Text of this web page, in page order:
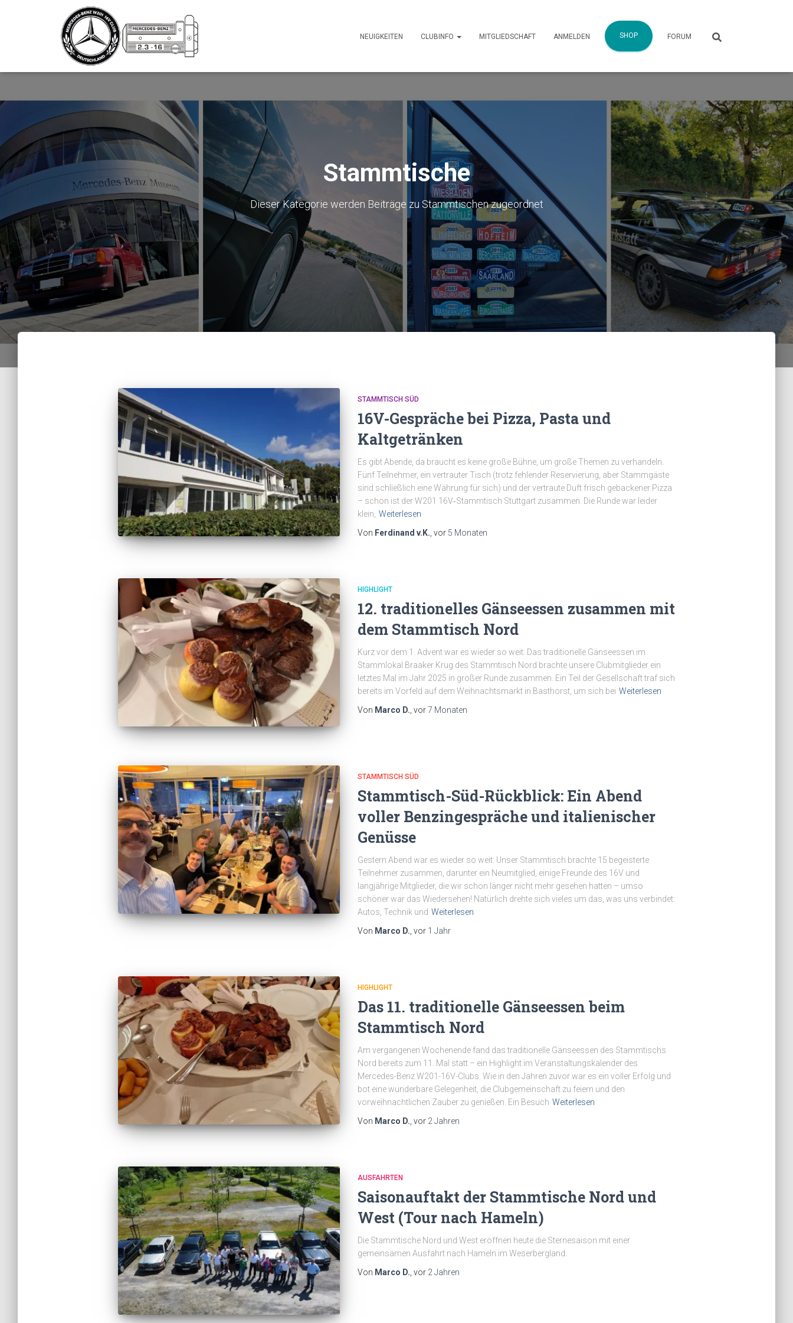
NEUIGKEITEN CLUBINFO MITGLIEDSCHAFT ANMELDEN SHOP FORUM
Stammtische
Dieser Kategorie werden Beiträge zu Stammtischen zugeordnet
STAMMTISCH SÜD
16V-Gespräche bei Pizza, Pasta und
Kaltgetränken
Es gibt Abende, da braucht es keine große Bühne, um große Themen zu verhandeln.
Fünf Teilnehmer, ein vertrauter Tisch (trotz fehlender Reservierung, aber Stammgäste
sind schließlich eine Währung für sich) und der vertraute Duft frisch gebackener Pizza
– schon ist der W201 16V‑Stammtisch Stuttgart zusammen. Die Runde war leider
klein, Weiterlesen
Von Ferdinand v.K. , vor 5 Monaten
HIGHLIGHT
12. traditionelles Gänseessen zusammen mit
dem Stammtisch Nord
Kurz vor dem 1. Advent war es wieder so weit: Das traditionelle Gänseessen im
Stammlokal Braaker Krug des Stammtisch Nord brachte unsere Clubmitglieder ein
letztes Mal im Jahr 2025 in großer Runde zusammen. Ein Teil der Gesellschaft traf sich
bereits im Vorfeld auf dem Weihnachtsmarkt in Basthorst, um sich bei Weiterlesen
Von Marco D. , vor7 Monaten
STAMMTISCH SÜD
Stammtisch-Süd-Rückblick: Ein Abend
voller Benzingespräche und italienischer
Genüsse
Gestern Abend war es wieder so weit: Unser Stammtisch brachte 15 begeisterte
Teilnehmer zusammen, darunter ein Neumitglied, einige Freunde des 16V und
langjährige Mitglieder, die wir schon länger nicht mehr gesehen hatten – umso
schöner war das Wiedersehen! Natürlich drehte sich vieles um das, was uns verbindet:
Autos, Technik und Weiterlesen
Von Marco D. , vor 1 Jahr
HIGHLIGHT
Das 11. traditionelle Gänseessen beim
Stammtisch Nord
Am vergangenen Wochenende fand das traditionelle Gänseessen des Stammtischs
Nord bereits zum 11. Mal statt – ein Highlight im Veranstaltungskalender des
Mercedes-Benz W201-16V-Clubs. Wie in den Jahren zuvor war es ein voller Erfolg und
bot eine wunderbare Gelegenheit, die Clubgemeinschaft zu feiern und den
vorweihnachtlichen Zauber zu genießen. Ein Besuch Weiterlesen
Von Marco D. , vor 2 Jahren
AUSFAHRTEN
Saisonauftakt der Stammtische Nord und
West (Tour nach Hameln)
Die Stammtische Nord und West eröffnen heute die Sternesaison mit einer
gemeinsamen Ausfahrt nach Hameln im Weserbergland.
Von Marco D. , vor 2 Jahren